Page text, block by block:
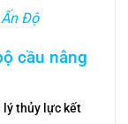
Độ
cầu nâng
lý thủy lực kết